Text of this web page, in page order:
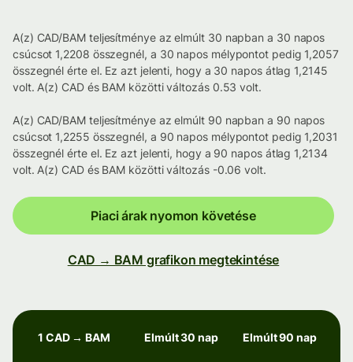
A(z) CAD/BAM teljesítménye az elmúlt 30 napban a 30 napos
csúcsot 1,2208 összegnél, a 30 napos mélypontot pedig 1,2057
összegnél érte el. Ez azt jelenti, hogy a 30 napos átlag 1,2145
volt. A(z) CAD és BAM közötti változás 0.53 volt.
A(z) CAD/BAM teljesítménye az elmúlt 90 napban a 90 napos
csúcsot 1,2255 összegnél, a 90 napos mélypontot pedig 1,2031
összegnél érte el. Ez azt jelenti, hogy a 90 napos átlag 1,2134
volt. A(z) CAD és BAM közötti változás -0.06 volt.
Piaci árak nyomon követése
CAD → BAM grafikon megtekintése
1 CAD → BAM Elmúlt 30 nap Elmúlt 90 nap